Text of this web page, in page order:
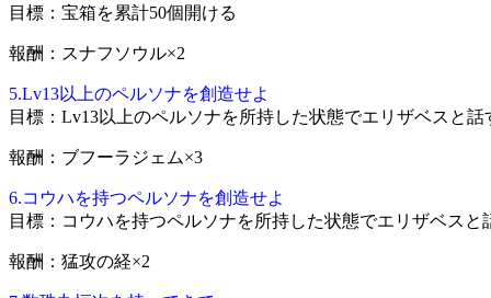
目標：宝箱を累計50個開ける
報酬：スナフソウル×2
5.Lv13以上のペルソナを創造せよ
目標：Lv13以上のペルソナを所持した状態でエリザベスと話
報酬：ブフーラジェム×3
6.コウハを持つペルソナを創造せよ
目標：コウハを持つペルソナを所持した状態でエリザベスと
報酬：猛攻の経×2